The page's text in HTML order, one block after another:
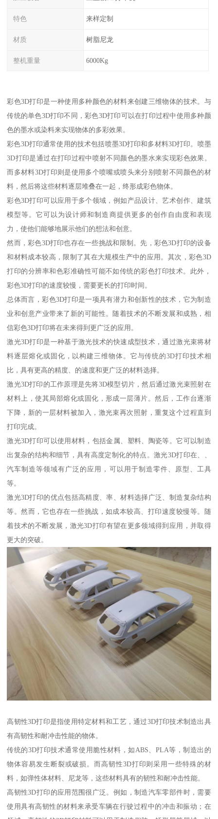
特色 来样定制
材质 树脂尼龙
整机重量 6000Kg
彩色3D打印是一种使用多种颜色的材料来创建三维物体的技术。与
传统的单色3D打印不同，彩色3D打印可以在打印过程中使用多种颜
色的墨水或染料来实现物体的多彩效果。
彩色3D打印通常使用的技术包括喷墨3D打印和多材料3D打印。喷墨
3D打印是通过在打印过程中喷射不同颜色的墨水来实现彩色效果。
而多材料3D打印则是使用多个喷嘴或喷头来分别喷射不同颜色的材
料，然后将这些材料逐层堆叠在一起，终形成彩色物体。
彩色3D打印可以应用于多个领域，例如产品设计、艺术创作、建筑
模型等。它可以为设计师和制造商提供更多的创作自由度和表现
力，使他们能够地展示他们的想法和创意。
然而，彩色3D打印也存在一些挑战和限制。先，彩色3D打印的设备
和材料成本较高，限制了其在大规模生产中的应用。其次，彩色3D
打印的分辨率和色彩准确性可能不如传统的彩色打印技术。此外，
彩色3D打印的速度较慢，需要更长的打印时间。
总体而言，彩色3D打印是一项具有潜力和创新性的技术，它为制造
业和创意产业带来了新的可能性。随着技术的不断发展和成熟，相
信彩色3D打印将在未来得到更广泛的应用。
激光3D打印是一种基于激光技术的快速成型技术，通过激光束将材
料逐层熔化或固化，以构建三维物体。它与传统的3D打印技术相
比，具有更高的精度、的速度和更广泛的材料选择。
激光3D打印的工作原理是先将3D模型切片，然后通过激光束照射在
材料上，使其局部熔化或固化，形成一层薄片。然后，工作台逐渐
下降，新的一层材料被加入，激光束再次照射，重复这个过程直到
打印完成。
激光3D打印可以使用材料，包括金属、塑料、陶瓷等。它可以制造
出复杂的结构和细节，具有高度定制化的特点。激光3D打印在、、
汽车制造等领域有广泛的应用，可以用于制造零件、原型、工具
等。
激光3D打印的优点包括高精度、率、材料选择广泛、制造复杂结构
等。然而，它也存在一些挑战，如成本较高、打印速度较慢等。随
着技术的不断发展，激光3D打印有望在更多领域得到应用，并取得
更大的突破。
高韧性3D打印是指使用特定材料和工艺，通过3D打印技术制造出具
有高韧性和耐冲击性能的物体。
传统的3D打印技术通常使用脆性材料，如ABS、PLA等，制造出的
物体容易发生断裂或破损。而高韧性3D打印则采用一些特殊的材
料，如弹性体材料、尼龙等，这些材料具有的韧性和耐冲击性能。
高韧性3D打印的应用范围很广泛。例如，制造汽车零部件时，需要
使用具有高韧性的材料来承受车辆在行驶过程中的冲击和振动；在